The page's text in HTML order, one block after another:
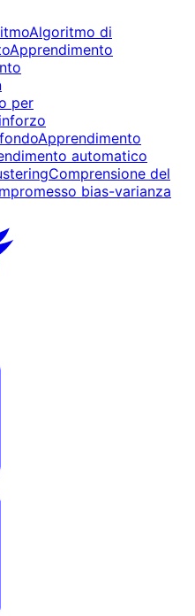
Algoritmo di
Apprendimento
per
Apprendimento
automatico
Comprensione del
bias-varianza